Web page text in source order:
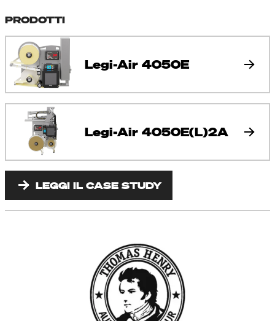
PRODOTTI
Legi-Air 4050E
Legi-Air 4050E(L)2A
LEGGI IL CASE STUDY